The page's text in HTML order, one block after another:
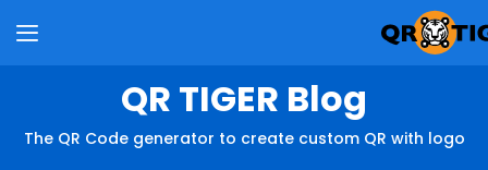
QR TIGER Blog
The QR Code generator to create custom QR with logo